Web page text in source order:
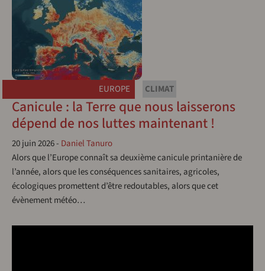
EUROPE CLIMAT
Canicule : la Terre que nous laisserons
dépend de nos luttes maintenant !
20 juin 2026- Daniel Tanuro
Alors que l’Europe connaît sa deuxième canicule printanière de
l’année, alors que les conséquences sanitaires, agricoles,
écologiques promettent d’être redoutables, alors que cet
évènement météo…